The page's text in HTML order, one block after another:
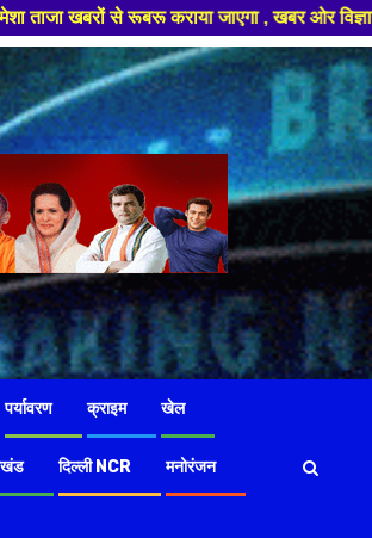
, खबर ओर विज्ञापन के लिए संपर्क करे +91
पर्यावरण क्राइम खेल
दिल्ली NCR मनोरंजन